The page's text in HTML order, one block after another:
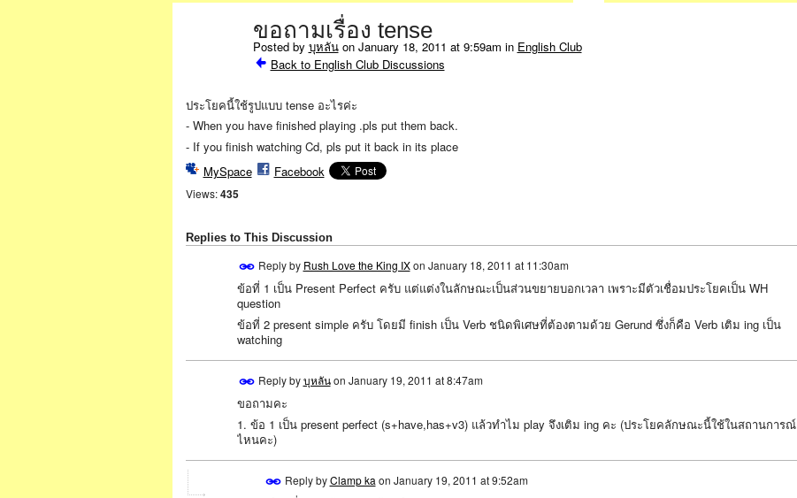
ขอถามเรื่อง tense
Posted by บุหลันon January 18, 2011 at 9:59am in English Club
Back to English Club Discussions
ประโยคนี้ใช้รูปแบบ tense อะไรค่ะ
- When you have finished playing .pls put them back.
- If you finish watching Cd, pls put it back in its place
MySpace
Facebook
Views: 435
Replies to This Discussion
Reply by Rush Love the King IXon January 18, 2011 at 11:30am
ข้อที่ 1 เป็น Present Perfect ครับ แต่แต่งในลักษณะเป็นส่วนขยายบอกเวลา เพราะมีตัวเชื่อมประโยคเป็น WH
question
ข้อที่ 2 present simple ครับ โดยมี finish เป็น Verb ชนิดพิเศษที่ต้องตามด้วย Gerund ซึ่งก็คือ Verb เติม ing เป็น
watching
Reply byบุหลันon January 19, 2011 at 8:47am
ขอถามคะ
1. ข้อ 1 เป็น present perfect (s+have,has+v3) แล้วทำไม play จึงเติม ing คะ (ประโยคลักษณะนี้ใช้ในสถานการณ์
ไหนคะ)
Reply byClamp ka on January 19, 2011 at 9:52am